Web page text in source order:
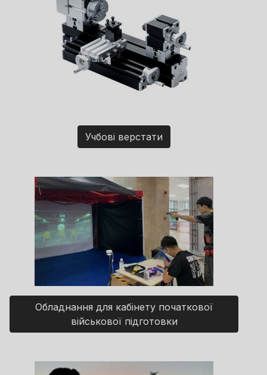
Учбові верстати
Обладнання для кабінету початкової
військової підготовки